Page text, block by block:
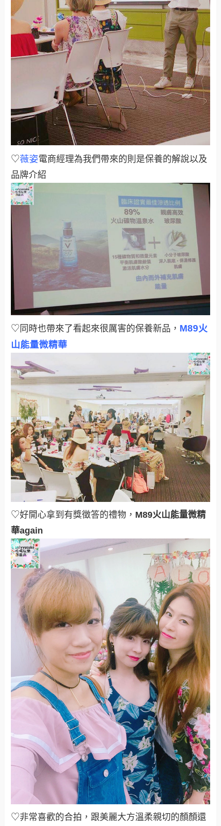
♡薇姿電商經理為我們帶來的則是保養的解說以及
品牌介紹
♡同時也帶來了看起來很厲害的保養新品， M89火
山能量微精華
♡好開心拿到有獎徵答的禮物， M89火山能量微精
華again
♡非常喜歡的合拍，跟美麗大方溫柔親切的顏顏還